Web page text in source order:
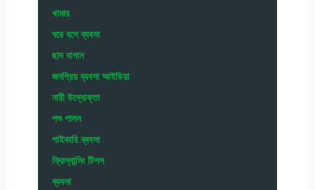
খামার
ঘরে বসে ব্যবসা
ছাদ বাগান
জনপ্রিয় ব্যবসা আইডিয়া
নারী উদ্যোক্তা
পশু পালন
পাইকারি ব্যবসা
ফ্রিল্যান্সিং টিপস
ব্যবসা